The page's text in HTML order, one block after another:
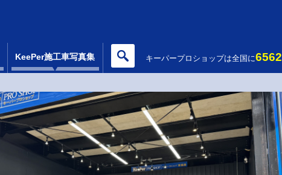
KeePer施工車写真集 キーパープロショップは全国に6562